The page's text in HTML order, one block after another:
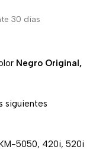
30 días
Negro Original,
siguientes
5050, 420i, 520i